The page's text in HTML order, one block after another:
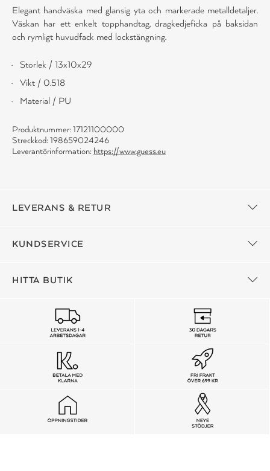
Elegant handväska med glansig yta och markerade metalldetaljer.
Väskan har ett enkelt topphandtag, dragkedjeficka på baksidan
och rymligt huvudfack med lockstängning.
Storlek / 13x10x29
Vikt / 0.518
Material / PU
Produktnummer: 17121100000
Streckkod: 198659024246
Leverantörinformation: https://www.guess.eu
LEVERANS & RETUR
KUNDSERVICE
HITTA BUTIK